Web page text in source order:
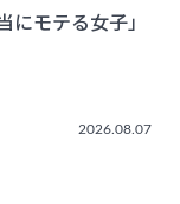
にモテる女子」
2026.08.07